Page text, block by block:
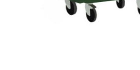
Mekanik Dış Alan Süpürücüler